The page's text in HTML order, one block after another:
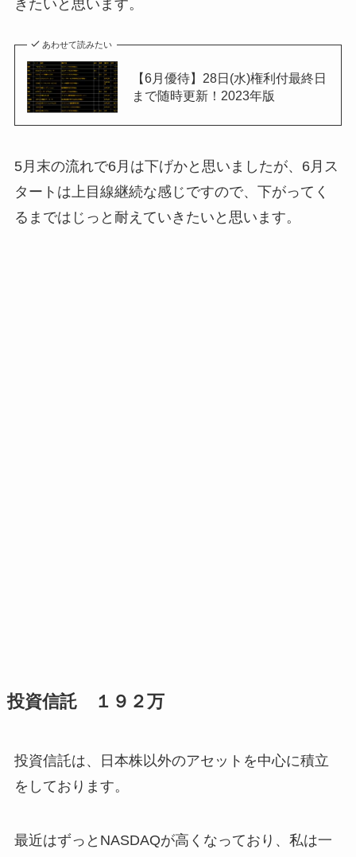
きたいと思います。
あわせて読みたい
【6月優待】28日(水)権利付最終日
まで随時更新！2023年版
5月末の流れで6月は下げかと思いましたが、6月ス
タートは上目線継続な感じですので、下がってく
るまではじっと耐えていきたいと思います。
投資信託 １９２万
投資信託は、日本株以外のアセットを中心に積立
をしております。
最近はずっとNASDAQが高くなっており、私は一